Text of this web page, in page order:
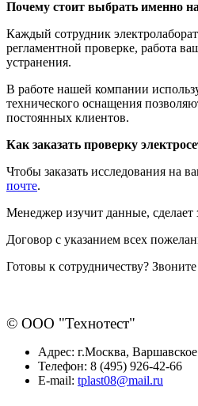
Почему стоит выбрать именно
Каждый сотрудник
регламентной проверке, работа
устранения.
В работе нашей компании
технического оснащения
постоянных клиентов.
Как заказать проверку
Чтобы заказать исследования на
почте.
Менеджер изучит данные, сделает
Договор с указанием всех
Готовы к сотрудничеству?
© ООО "Технотест"
Адрес: г.Москва,
Телефон: 8 (495) 926-42-66
E-mail: tplast08@mail.ru